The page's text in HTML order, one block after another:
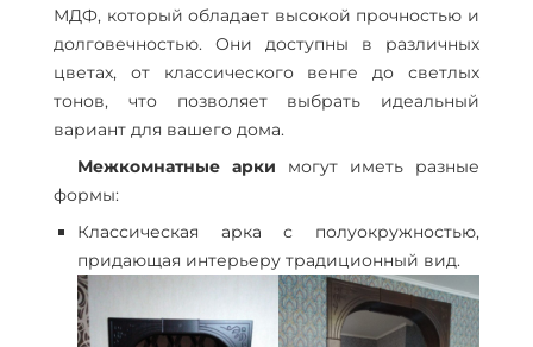
МДФ, который обладает высокой прочностью и
долговечностью. Они доступны в различных
цветах, от классического венге до светлых
тонов, что позволяет выбрать идеальный
вариант для вашего дома.
Межкомнатные арки могут иметь разные
формы:
Классическая арка с полуокружностью,
придающая интерьеру традиционный вид.